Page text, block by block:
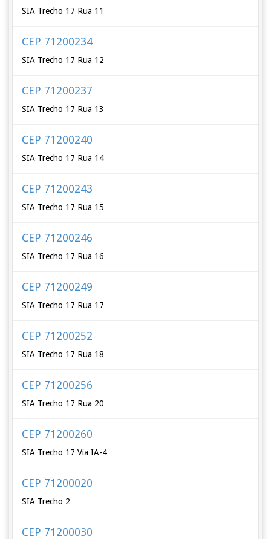
SIA Trecho 17 Rua 11
CEP 71200234
SIA Trecho 17 Rua 12
CEP 71200237
SIA Trecho 17 Rua 13
CEP 71200240
SIA Trecho 17 Rua 14
CEP 71200243
SIA Trecho 17 Rua 15
CEP 71200246
SIA Trecho 17 Rua 16
CEP 71200249
SIA Trecho 17 Rua 17
CEP 71200252
SIA Trecho 17 Rua 18
CEP 71200256
SIA Trecho 17 Rua 20
CEP 71200260
SIA Trecho 17 Via IA-4
CEP 71200020
SIA Trecho 2
CEP 71200030